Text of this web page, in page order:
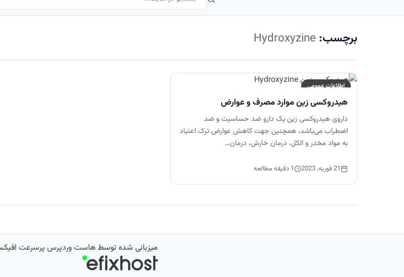
برچسب: Hydroxyzine
اطلاعات عمومی
هیدروکسی زین موارد مصرف و عوارض
داروی هیدروکسی زین یک دارو ضد حساسیت و ضد
اضطراب می‌باشد، همچنین جهت کاهش عوارض ترک اعتیاد
به مواد مخدر و الکل، درمان خارش، درمان…
21 فوریه, 2023 1 دقیقه مطالعه
میزبانی شده توسطهاست وردپرس پرسرعت